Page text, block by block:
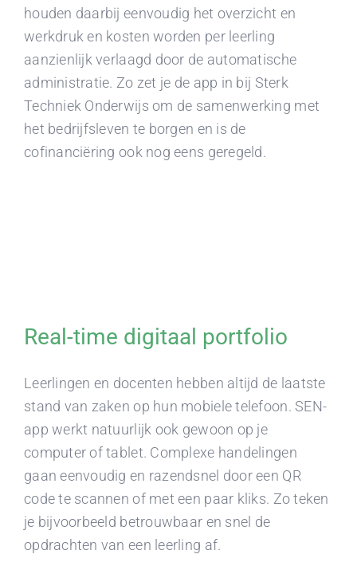
houden daarbij eenvoudig het overzicht en
werkdruk en kosten worden per leerling
aanzienlijk verlaagd door de automatische
administratie. Zo zet je de app in bij Sterk
Techniek Onderwijs om de samenwerking met
het bedrijfsleven te borgen en is de
cofinanciëring ook nog eens geregeld.
Real-time digitaal portfolio
Leerlingen en docenten hebben altijd de laatste
stand van zaken op hun mobiele telefoon. SEN-
app werkt natuurlijk ook gewoon op je
computer of tablet. Complexe handelingen
gaan eenvoudig en razendsnel door een QR
code te scannen of met een paar kliks. Zo teken
je bijvoorbeeld betrouwbaar en snel de
opdrachten van een leerling af.